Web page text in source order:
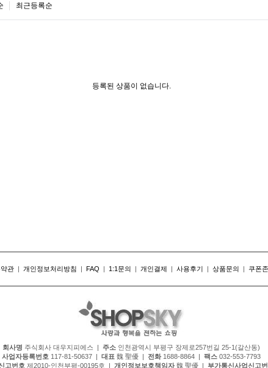
최근등록순
등록된 상품이 없습니다.
관 | 개인정보처리방침 | FAQ | 1:1문의 | 개인결제 | 사용후기 | 상품문의 | 쿠폰존
회사명 주식회사 대우지피에스 | 주소 인천광역시 부평구 장제로257번길 25-1(갈산동)
사업자등록번호 117-81-50637 | 대표 魏 聖優 | 전화1688-8864 | 팩스 032-553-7793
고번호 제2010-인천부평-00195호 | 개인정보보호책임자魏 聖優 | 부가통신사업신고